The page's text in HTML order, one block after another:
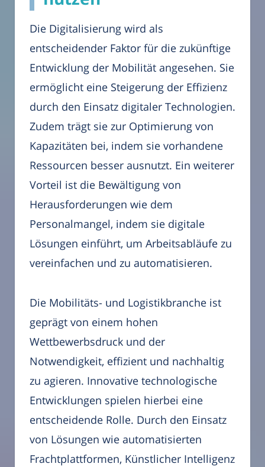
Die Digitalisierung wird als
entscheidender Faktor für die zukünftige
Entwicklung der Mobilität angesehen. Sie
ermöglicht eine Steigerung der Effizienz
durch den Einsatz digitaler Technologien.
Zudem trägt sie zur Optimierung von
Kapazitäten bei, indem sie vorhandene
Ressourcen besser ausnutzt. Ein weiterer
Vorteil ist die Bewältigung von
Herausforderungen wie dem
Personalmangel, indem sie digitale
Lösungen einführt, um Arbeitsabläufe zu
vereinfachen und zu automatisieren.
Die Mobilitäts- und Logistikbranche ist
geprägt von einem hohen
Wettbewerbsdruck und der
Notwendigkeit, effizient und nachhaltig
zu agieren. Innovative technologische
Entwicklungen spielen hierbei eine
entscheidende Rolle. Durch den Einsatz
von Lösungen wie automatisierten
Frachtplattformen, Künstlicher Intelligenz